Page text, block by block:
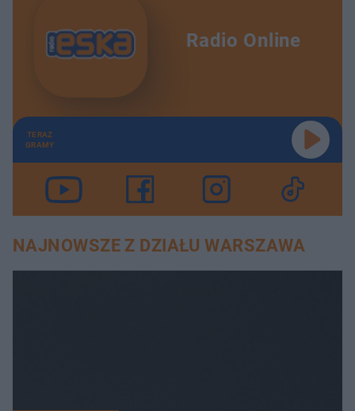
Radio Online
TERAZ
GRAMY
NAJNOWSZE Z DZIAŁU WARSZAWA